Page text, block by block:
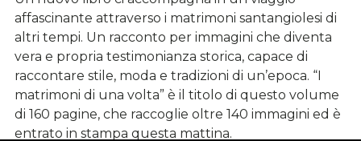
affascinante attraverso i matrimoni santangiolesi di
altri tempi. Un racconto per immagini che diventa
vera e propria testimonianza storica, capace di
raccontare stile, moda e tradizioni di un’epoca. “I
matrimoni di una volta” è il titolo di questo volume
di 160 pagine, che raccoglie oltre 140 immagini ed è
entrato in stampa questa mattina.